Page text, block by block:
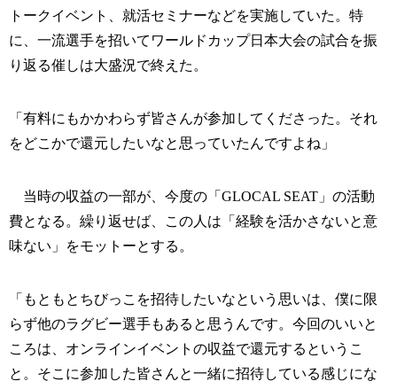
トークイベント、就活セミナーなどを実施していた。特
に、一流選手を招いてワールドカップ日本大会の試合を振
り返る催しは大盛況で終えた。
「有料にもかかわらず皆さんが参加してくださった。それ
をどこかで還元したいなと思っていたんですよね」
当時の収益の一部が、今度の「GLOCAL SEAT」の活動
費となる。繰り返せば、この人は「経験を活かさないと意
味ない」をモットーとする。
「もともとちびっこを招待したいなという思いは、僕に限
らず他のラグビー選手もあると思うんです。今回のいいと
ころは、オンラインイベントの収益で還元するというこ
と。そこに参加した皆さんと一緒に招待している感じにな